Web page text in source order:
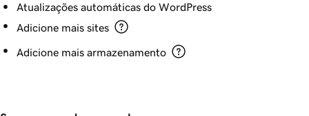
Atualizações automáticas do WordPress
Adicione mais sites
Adicione mais armazenamento